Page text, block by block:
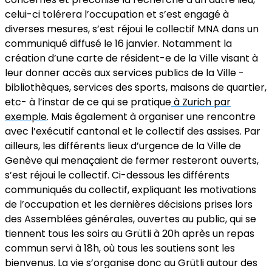
celui-ci tolérera l’occupation et s’est engagé à
diverses mesures, s’est réjoui le collectif MNA dans un
communiqué diffusé le 16 janvier. Notamment la
création d’une carte de résident-e de la Ville visant à
leur donner accès aux services publics de la Ville -
bibliothèques, services des sports, maisons de quartier,
etc- à l’instar de ce qui se pratiqueà Zurich par
exemple. Mais également à organiser une rencontre
avec l’exécutif cantonal et le collectif des assises. Par
ailleurs, les différents lieux d’urgence de la Ville de
Genève qui menaçaient de fermer resteront ouverts,
s’est réjoui le collectif. Ci-dessous les différents
communiqués du collectif, expliquant les motivations
de l’occupation et les dernières décisions prises lors
des Assemblées générales, ouvertes au public, qui se
tiennent tous les soirs au Grütli à 20h après un repas
commun servi à 18h, où tous les soutiens sont les
bienvenus. La vie s’organise donc au Grütli autour des